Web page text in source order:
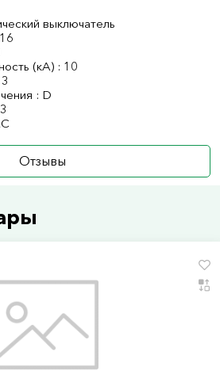
выключатель
(кА) : 10
: D
Отзывы